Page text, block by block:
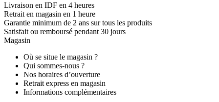
Livraison en IDF en 4 heures
Retrait en magasin en 1 heure
Garantie minimum de 2 ans sur tous les produits
Satisfait ou remboursé pendant 30 jours
Magasin
Où se situe le magasin ?
Qui sommes-nous ?
Nos horaires d’ouverture
Retrait express en magasin
Informations complémentaires